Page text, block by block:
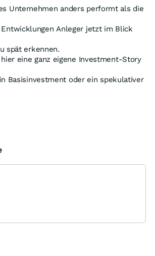
Unternehmen anders performt als die
Anleger jetzt im Blick
spät erkennen.
eine ganz eigene Investment-Story
Basisinvestment oder ein spekulativer